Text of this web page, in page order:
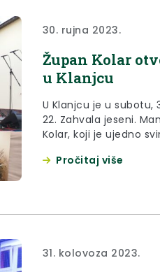
30. rujna 2023.
Župan Kolar
u Klanjcu
U Klanjcu je u subotu,
22. Zahvala jeseni.
Kolar, koji je ujedno
postaje sve veća, a
Pročitaj više
31. kolovoza 2023.